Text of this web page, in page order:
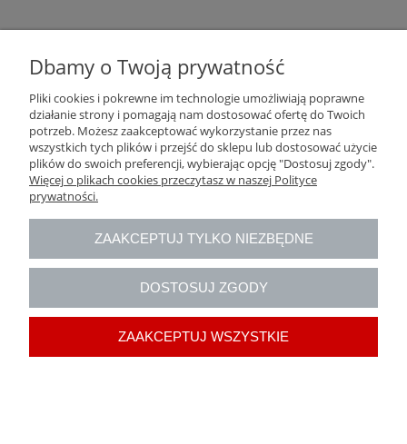
NIT KALETNICZY "3" ZŁOTY
11,00 zł
Dbamy o Twoją prywatność
Pliki cookies i pokrewne im technologie umożliwiają poprawne
działanie strony i pomagają nam dostosować ofertę do Twoich
potrzeb. Możesz zaakceptować wykorzystanie przez nas
wszystkich tych plików i przejść do sklepu lub dostosować użycie
plików do swoich preferencji, wybierając opcję "Dostosuj zgody".
Więcej o plikach cookies przeczytasz w naszej Polityce
prywatności.
ZAAKCEPTUJ TYLKO NIEZBĘDNE
DOSTOSUJ ZGODY
ZAAKCEPTUJ WSZYSTKIE